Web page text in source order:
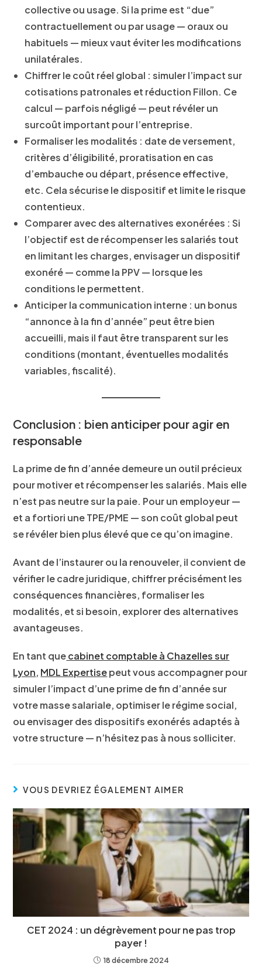
collective ou usage. Si la prime est “due”
contractuellement ou par usage — oraux ou
habituels — mieux vaut éviter les modifications
unilatérales.
Chiffrer le coût réel global : simuler l’impact sur
cotisations patronales et réduction Fillon. Ce
calcul — parfois négligé — peut révéler un
surcoût important pour l’entreprise.
Formaliser les modalités : date de versement,
critères d’éligibilité, proratisation en cas
d’embauche ou départ, présence effective,
etc. Cela sécurise le dispositif et limite le risque
contentieux.
Comparer avec des alternatives exonérées : Si
l’objectif est de récompenser les salariés tout
en limitant les charges, envisager un dispositif
exonéré — comme la PPV — lorsque les
conditions le permettent.
Anticiper la communication interne : un bonus
“annonce à la fin d’année” peut être bien
accueilli, mais il faut être transparent sur les
conditions (montant, éventuelles modalités
variables, fiscalité).
Conclusion : bien anticiper pour agir en
responsable
La prime de fin d’année demeure un outil précieux
pour motiver et récompenser les salariés. Mais elle
n’est pas neutre sur la paie. Pour un employeur —
et a fortiori une TPE/PME — son coût global peut
se révéler bien plus élevé que ce qu’on imagine.
Avant de l’instaurer ou la renouveler, il convient de
vérifier le cadre juridique, chiffrer précisément les
conséquences financières, formaliser les
modalités, et si besoin, explorer des alternatives
avantageuses.
En tant quecabinet comptable à Chazelles sur
Lyon, MDL Expertisepeut vous accompagner pour
simuler l’impact d’une prime de fin d’année sur
votre masse salariale, optimiser le régime social,
ou envisager des dispositifs exonérés adaptés à
votre structure — n’hésitez pas à nous solliciter.
VOUS DEVRIEZ ÉGALEMENT AIMER
CET 2024 : un dégrèvement pour ne pas trop
payer !
18 décembre 2024